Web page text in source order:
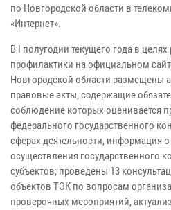
по Новгородской области в
«Интернет».
В I полугодии текущего года в
профилактики на официальном
Новгородской области размещены
правовые акты, содержащие
соблюдение которых оценивается
федерального государственного
сферах деятельности, информация
осуществления государственного
субъектов; проведены 13
объектов ТЭК по вопросам
проверочных мероприятий,